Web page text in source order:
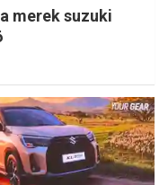
merek suzuki